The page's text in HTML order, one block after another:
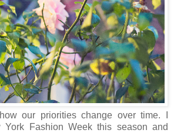
our priorities change over time. I
Fashion Week this season and